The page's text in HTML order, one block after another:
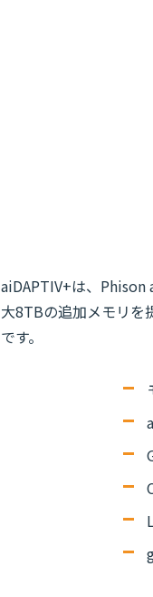
aiDAPTIV+は、Phison
大8TBの追加メモリを
です。